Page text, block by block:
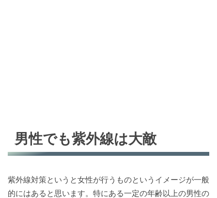
男性でも紫外線は大敵
紫外線対策というと女性が行うものというイメージが一般
的にはあると思います。特にある一定の年齢以上の男性の